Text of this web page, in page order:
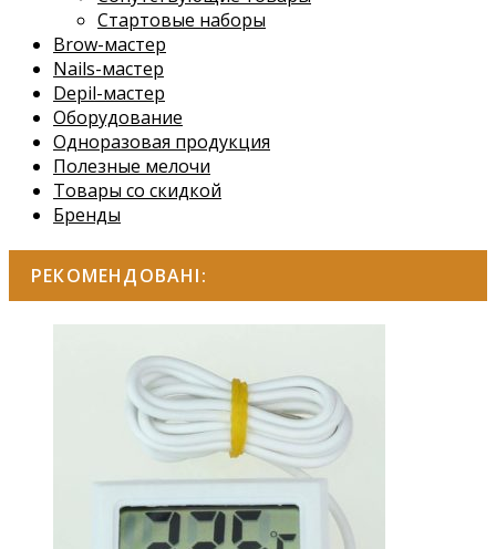
Стартовые наборы
Brow-мастер
Nails-мастер
Depil-мастер
Оборудование
Одноразовая продукция
Полезные мелочи
Товары со скидкой
Бренды
РЕКОМЕНДОВАНІ: